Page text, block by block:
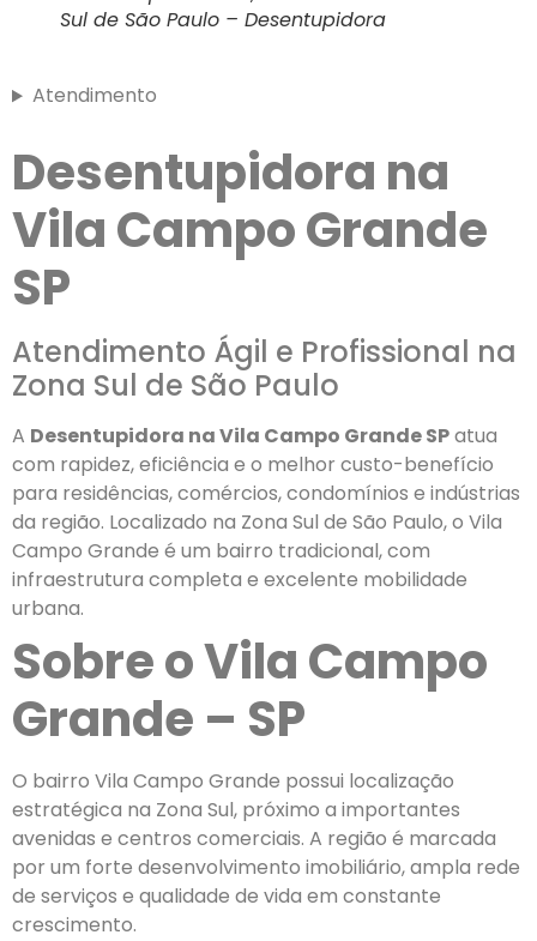
Sul de São Paulo – Desentupidora
Atendimento
Desentupidora na
Vila Campo Grande
SP
Atendimento Ágil e Profissional na
Zona Sul de São Paulo
A Desentupidora na Vila Campo Grande SPatua
com rapidez, eficiência e o melhor custo-benefício
para residências, comércios, condomínios e indústrias
da região. Localizado na Zona Sul de São Paulo, o Vila
Campo Grande é um bairro tradicional, com
infraestrutura completa e excelente mobilidade
urbana.
Sobre o Vila Campo
Grande – SP
O bairro Vila Campo Grande possui localização
estratégica na Zona Sul, próximo a importantes
avenidas e centros comerciais. A região é marcada
por um forte desenvolvimento imobiliário, ampla rede
de serviços e qualidade de vida em constante
crescimento.